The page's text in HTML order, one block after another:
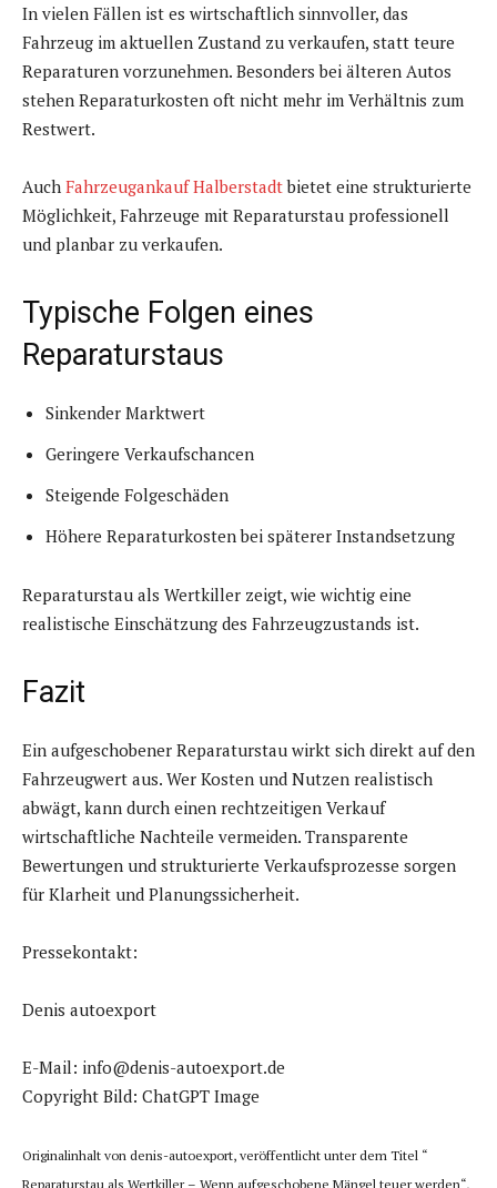
In vielen Fällen ist es wirtschaftlich sinnvoller, das
Fahrzeug im aktuellen Zustand zu verkaufen, statt teure
Reparaturen vorzunehmen. Besonders bei älteren Autos
stehen Reparaturkosten oft nicht mehr im Verhältnis zum
Restwert.
Auch Fahrzeugankauf Halberstadtbietet eine strukturierte
Möglichkeit, Fahrzeuge mit Reparaturstau professionell
und planbar zu verkaufen.
Typische Folgen eines
Reparaturstaus
Sinkender Marktwert
Geringere Verkaufschancen
Steigende Folgeschäden
Höhere Reparaturkosten bei späterer Instandsetzung
Reparaturstau als Wertkiller zeigt, wie wichtig eine
realistische Einschätzung des Fahrzeugzustands ist.
Fazit
Ein aufgeschobener Reparaturstau wirkt sich direkt auf den
Fahrzeugwert aus. Wer Kosten und Nutzen realistisch
abwägt, kann durch einen rechtzeitigen Verkauf
wirtschaftliche Nachteile vermeiden. Transparente
Bewertungen und strukturierte Verkaufsprozesse sorgen
für Klarheit und Planungssicherheit.
Pressekontakt:
Denis autoexport
E-Mail: info@denis-autoexport.de
Copyright Bild: ChatGPT Image
Originalinhalt von denis-autoexport, veröffentlicht unter dem Titel “
Reparaturstau als Wertkiller – Wenn aufgeschobene Mängel teuer werden“,